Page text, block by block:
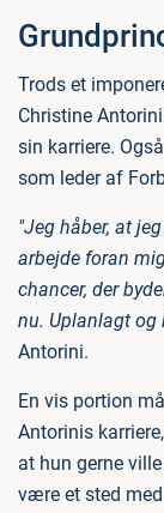
Trods et
Christine
sin karriere.
som leder af
"Jeg håber, at
arbejde foran
chancer, der
nu. Uplanlagt og
Antorini.
En vis portion
Antorinis
at hun gerne
være et sted